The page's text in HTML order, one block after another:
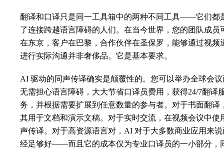
翻译和口译只是同一工具箱中的两种不同工具——它们都
了连接跨越语言障碍的人们。在当今世界，您的团队成员
在东京，客户在巴黎，合作伙伴在圣保罗，能够通过视频
进行实际沟通并非奢侈品。它是基本要求。
AI 驱动的同声传译确实是颠覆性的。您可以举办全球会议
无需担心语言障碍，大大节省口译员费用，获得24/7翻译
务，并根据需要扩展到任意数量的参与者。对于书面翻译
其用于文档和演示文稿。对于实时交流，在视频会议中使
声传译。对于高资源语言对，AI 对于大多数商业应用来说
经足够好——而且它的成本仅为专业口译员的一小部分，